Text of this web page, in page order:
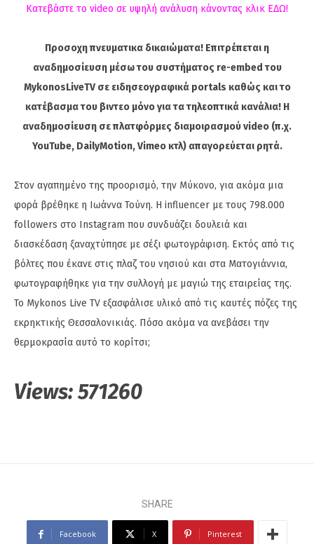
Κατεβάστε το video σε υψηλή ανάλυση κάνοντας κλικ ΕΔΩ!
Προσοχη πνευματικα δικαιώματα! Επιτρέπεται η
αναδημοσίευση μέσω του συστήματος re-embed του
MykonosLiveTV σε ειδησεογραφικά portals καθώς και το
κατέβασμα του βιντεο μόνο για τα τηλεοπτικά κανάλια! Η
αναδημοσίευση σε πλατφόρμες διαμοιρασμού video (π.χ.
YouTube, DailyMotion, Vimeo κτλ) απαγορεύεται ρητά.
Στον αγαπημένο της προορισμό, την Μύκονο, για ακόμα μια
φορά βρέθηκε η Ιωάννα Τούνη. Η influencer με τους 798.000
followers στο Instagram που συνδυάζει δουλειά και
διασκέδαση ξαναχτύπησε με σέξι φωτογράφιση. Εκτός από τις
βόλτες που έκανε στις πλαζ του νησιού και στα Ματογιάννια,
φωτογραφήθηκε για την συλλογή με μαγιώ της εταιρείας της.
Το Mykonos Live TV εξασφάλισε υλικό από τις καυτές πόζες της
εκρηκτικής Θεσσαλονικιάς. Πόσο ακόμα να ανεβάσει την
θερμοκρασία αυτό το κορίτσι;
Views:571260
SHARE
Facebook X Pinterest